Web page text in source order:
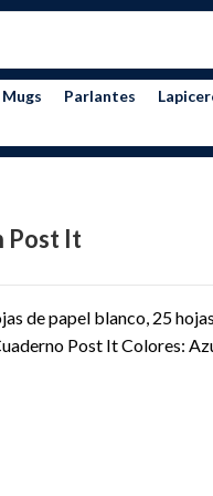
Mugs Parlantes
Post It
de papel blanco, 25
Post It Colores: